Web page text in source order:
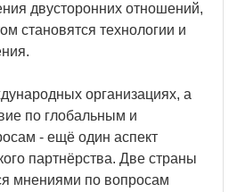
двусторонних отношений,
становятся технологии и
организациях, а
по глобальным и
- ещё один аспект
партнёрства. Две страны
мнениями по вопросам